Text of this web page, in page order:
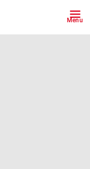
Menu